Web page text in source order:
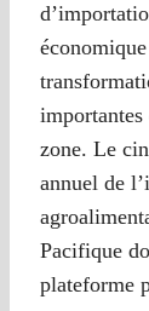
importantes
zone. Le
annuel de
Pacifique
plateforme